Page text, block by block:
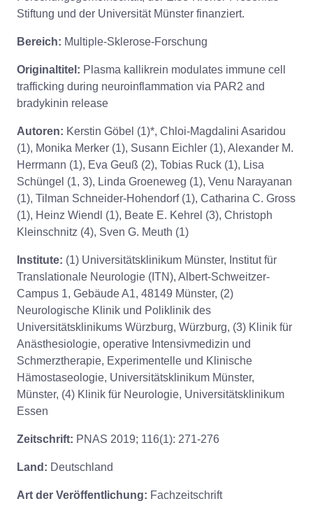
Stiftung und der Universität Münster finanziert.
Bereich: Multiple-Sklerose-Forschung
Originaltitel: Plasma kallikrein modulates immune cell
trafficking during neuroinflammation via PAR2 and
bradykinin release
Autoren: Kerstin Göbel (1)*, Chloi-Magdalini Asaridou
(1), Monika Merker (1), Susann Eichler (1), Alexander M.
Herrmann (1), Eva Geuß (2), Tobias Ruck (1), Lisa
Schüngel (1, 3), Linda Groeneweg (1), Venu Narayanan
(1), Tilman Schneider-Hohendorf (1), Catharina C. Gross
(1), Heinz Wiendl (1), Beate E. Kehrel (3), Christoph
Kleinschnitz (4), Sven G. Meuth (1)
Institute: (1) Universitätsklinikum Münster, Institut für
Translationale Neurologie (ITN), Albert-Schweitzer-
Campus 1, Gebäude A1, 48149 Münster, (2)
Neurologische Klinik und Poliklinik des
Universitätsklinikums Würzburg, Würzburg, (3) Klinik für
Anästhesiologie, operative Intensivmedizin und
Schmerztherapie, Experimentelle und Klinische
Hämostaseologie, Universitätsklinikum Münster,
Münster, (4) Klinik für Neurologie, Universitätsklinikum
Essen
Zeitschrift: PNAS 2019; 116(1): 271-276
Land: Deutschland
Art der Veröffentlichung: Fachzeitschrift